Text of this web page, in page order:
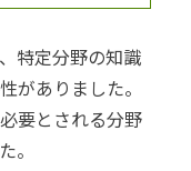
特定分野の知識
がありました。
要とされる分野
。